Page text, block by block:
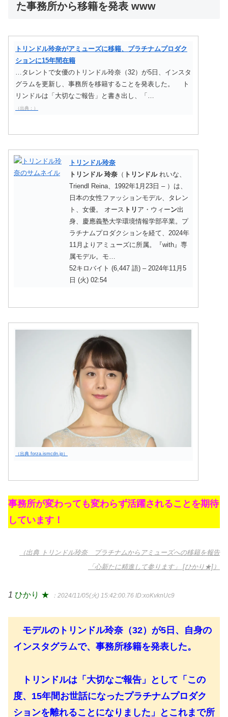
た事務所から移籍を発表 www
トリンドル玲奈がアミューズに移籍、プラチナムプロダク
ションに15年間在籍
…タレントで女優のトリンドル玲奈（32）が5日、インスタ
グラムを更新し、事務所を移籍することを発表した。 ト
リンドルは「大切なご報告」と書き出し、「…
（出典：）
トリンドル玲奈
トリンドル 玲奈 （ トリンドルれいな、
Triendl Reina、1992年1月23日 – ）は、
日本の女性ファッションモデル、タレン
ト、女優。 オース トリ ア・ウィーン出
身、慶應義塾大学環境情報学部卒業。プ
ラチナムプロダクションを経て、2024年
11月よりアミューズに所属。『with』専
属モデル。モ…
52キロバイト (6,447 語) – 2024年11月5
日 (火) 02:54
（出典 forza.ismcdn.jp）
事務所が変わっても変わらず活躍されることを期待
しています！
（出典 トリンドル玲奈 プラチナムからアミューズへの移籍を報告
「心新たに精進して参ります」 [ひかり★]）
1 ひかり ★ ：2024/11/05(火) 15:42:00.76 ID:xoKvknUc9
モデルのトリンドル玲奈（32）が5日、自身の
インスタグラムで、事務所移籍を発表した。
トリンドルは「大切なご報告」として「この
度、15年間お世話になったプラチナムプロダク
ションを離れることになりました」とこれまで所